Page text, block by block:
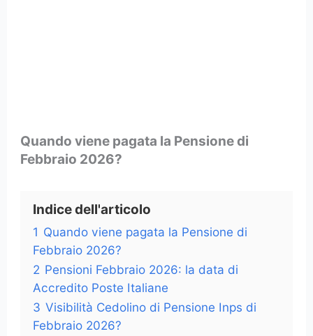
Quando viene pagata la Pensione di
Febbraio 2026?
Indice dell'articolo
1 Quando viene pagata la Pensione di
Febbraio 2026?
2 Pensioni Febbraio 2026: la data di
Accredito Poste Italiane
3 Visibilità Cedolino di Pensione Inps di
Febbraio 2026?